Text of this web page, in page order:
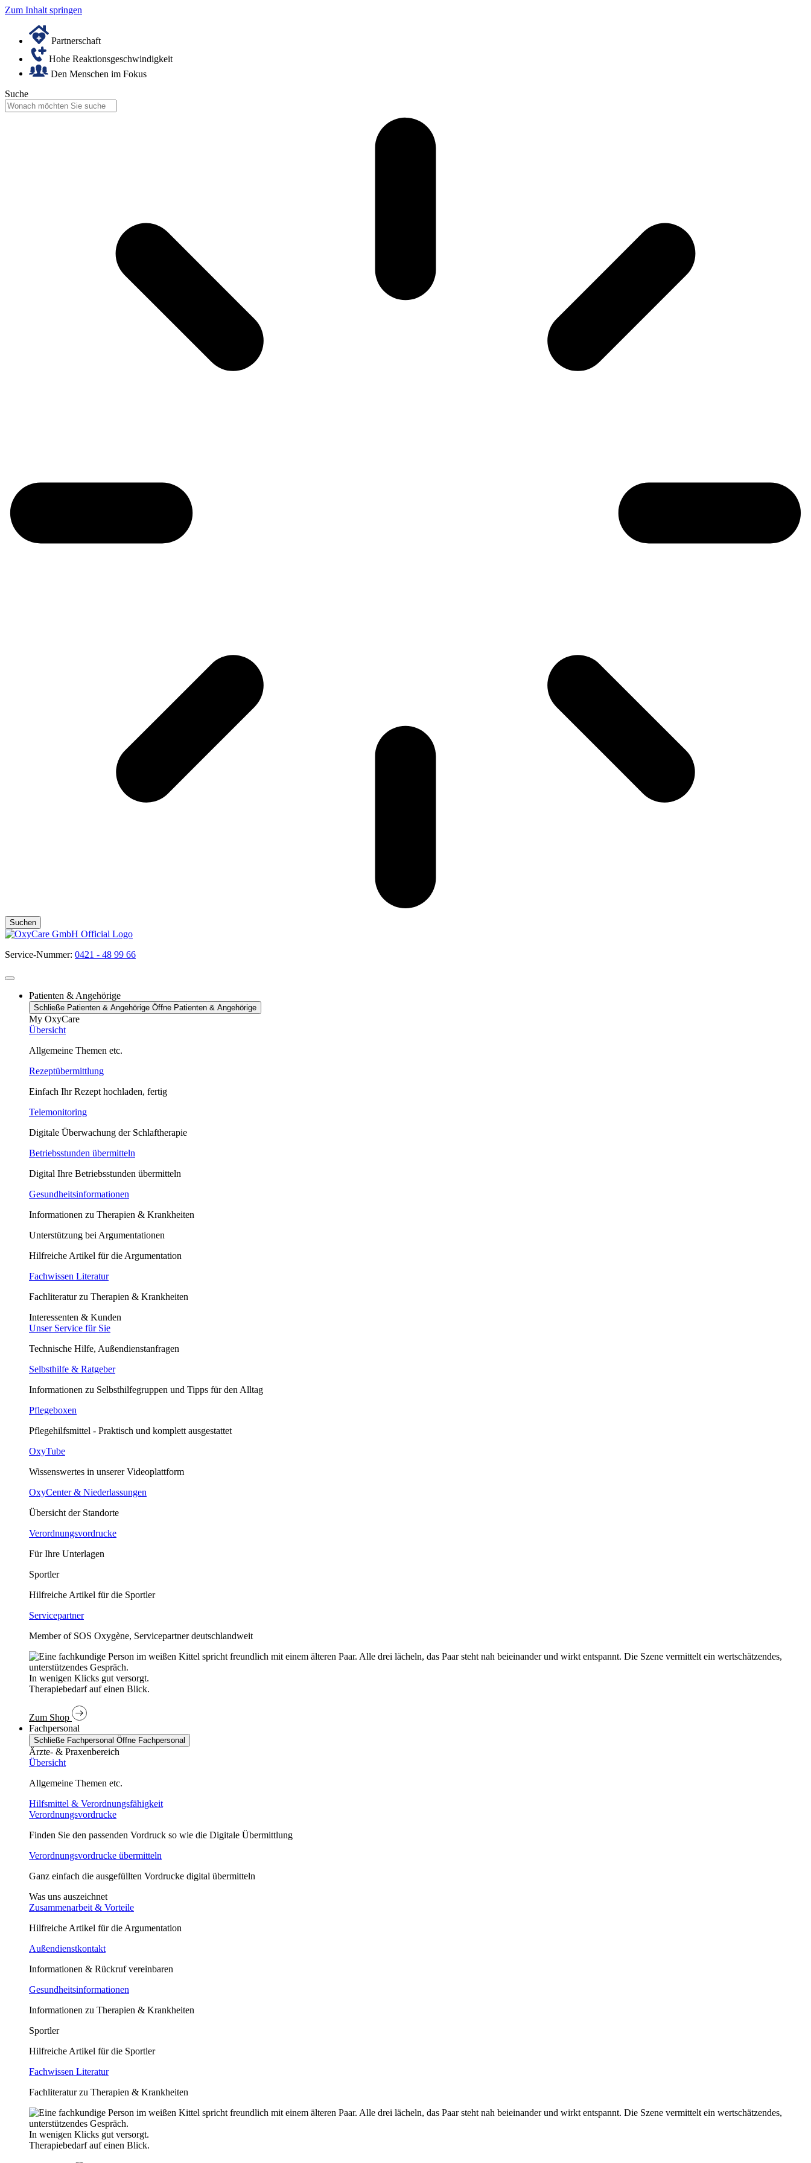
Zum Inhalt springen
Partnerschaft
Hohe Reaktionsgeschwindigkeit
Den Menschen im Fokus
Suche
Suchen
Service-Nummer: 0421 - 48 99 66
Patienten & Angehörige
Schließe Patienten & Angehörige Öffne Patienten & Angehörige
My OxyCare
Übersicht
Allgemeine Themen etc.
Rezeptübermittlung
Einfach Ihr Rezept hochladen, fertig
Telemonitoring
Digitale Überwachung der Schlaftherapie
Betriebsstunden übermitteln
Digital Ihre Betriebsstunden übermitteln
Gesundheitsinformationen
Informationen zu Therapien & Krankheiten
Unterstützung bei Argumentationen
Hilfreiche Artikel für die Argumentation
Fachwissen Literatur
Fachliteratur zu Therapien & Krankheiten
Interessenten & Kunden
Unser Service für Sie
Technische Hilfe, Außendienstanfragen
Selbsthilfe & Ratgeber
Informationen zu Selbsthilfegruppen und Tipps für den Alltag
Pflegeboxen
Pflegehilfsmittel - Praktisch und komplett ausgestattet
OxyTube
Wissenswertes in unserer Videoplattform
OxyCenter & Niederlassungen
Übersicht der Standorte
Verordnungsvordrucke
Für Ihre Unterlagen
Sportler
Hilfreiche Artikel für die Sportler
Servicepartner
Member of SOS Oxygène, Servicepartner deutschlandweit
In wenigen Klicks gut versorgt.
Therapiebedarf auf einen Blick.
Zum Shop
Fachpersonal
Schließe Fachpersonal Öffne Fachpersonal
Ärzte- & Praxenbereich
Übersicht
Allgemeine Themen etc.
Hilfsmittel & Verordnungsfähigkeit
Verordnungsvordrucke
Finden Sie den passenden Vordruck so wie die Digitale Übermittlung
Verordnungsvordrucke übermitteln
Ganz einfach die ausgefüllten Vordrucke digital übermitteln
Was uns auszeichnet
Zusammenarbeit & Vorteile
Hilfreiche Artikel für die Argumentation
Außendienstkontakt
Informationen & Rückruf vereinbaren
Gesundheitsinformationen
Informationen zu Therapien & Krankheiten
Sportler
Hilfreiche Artikel für die Sportler
Fachwissen Literatur
Fachliteratur zu Therapien & Krankheiten
In wenigen Klicks gut versorgt.
Therapiebedarf auf einen Blick.